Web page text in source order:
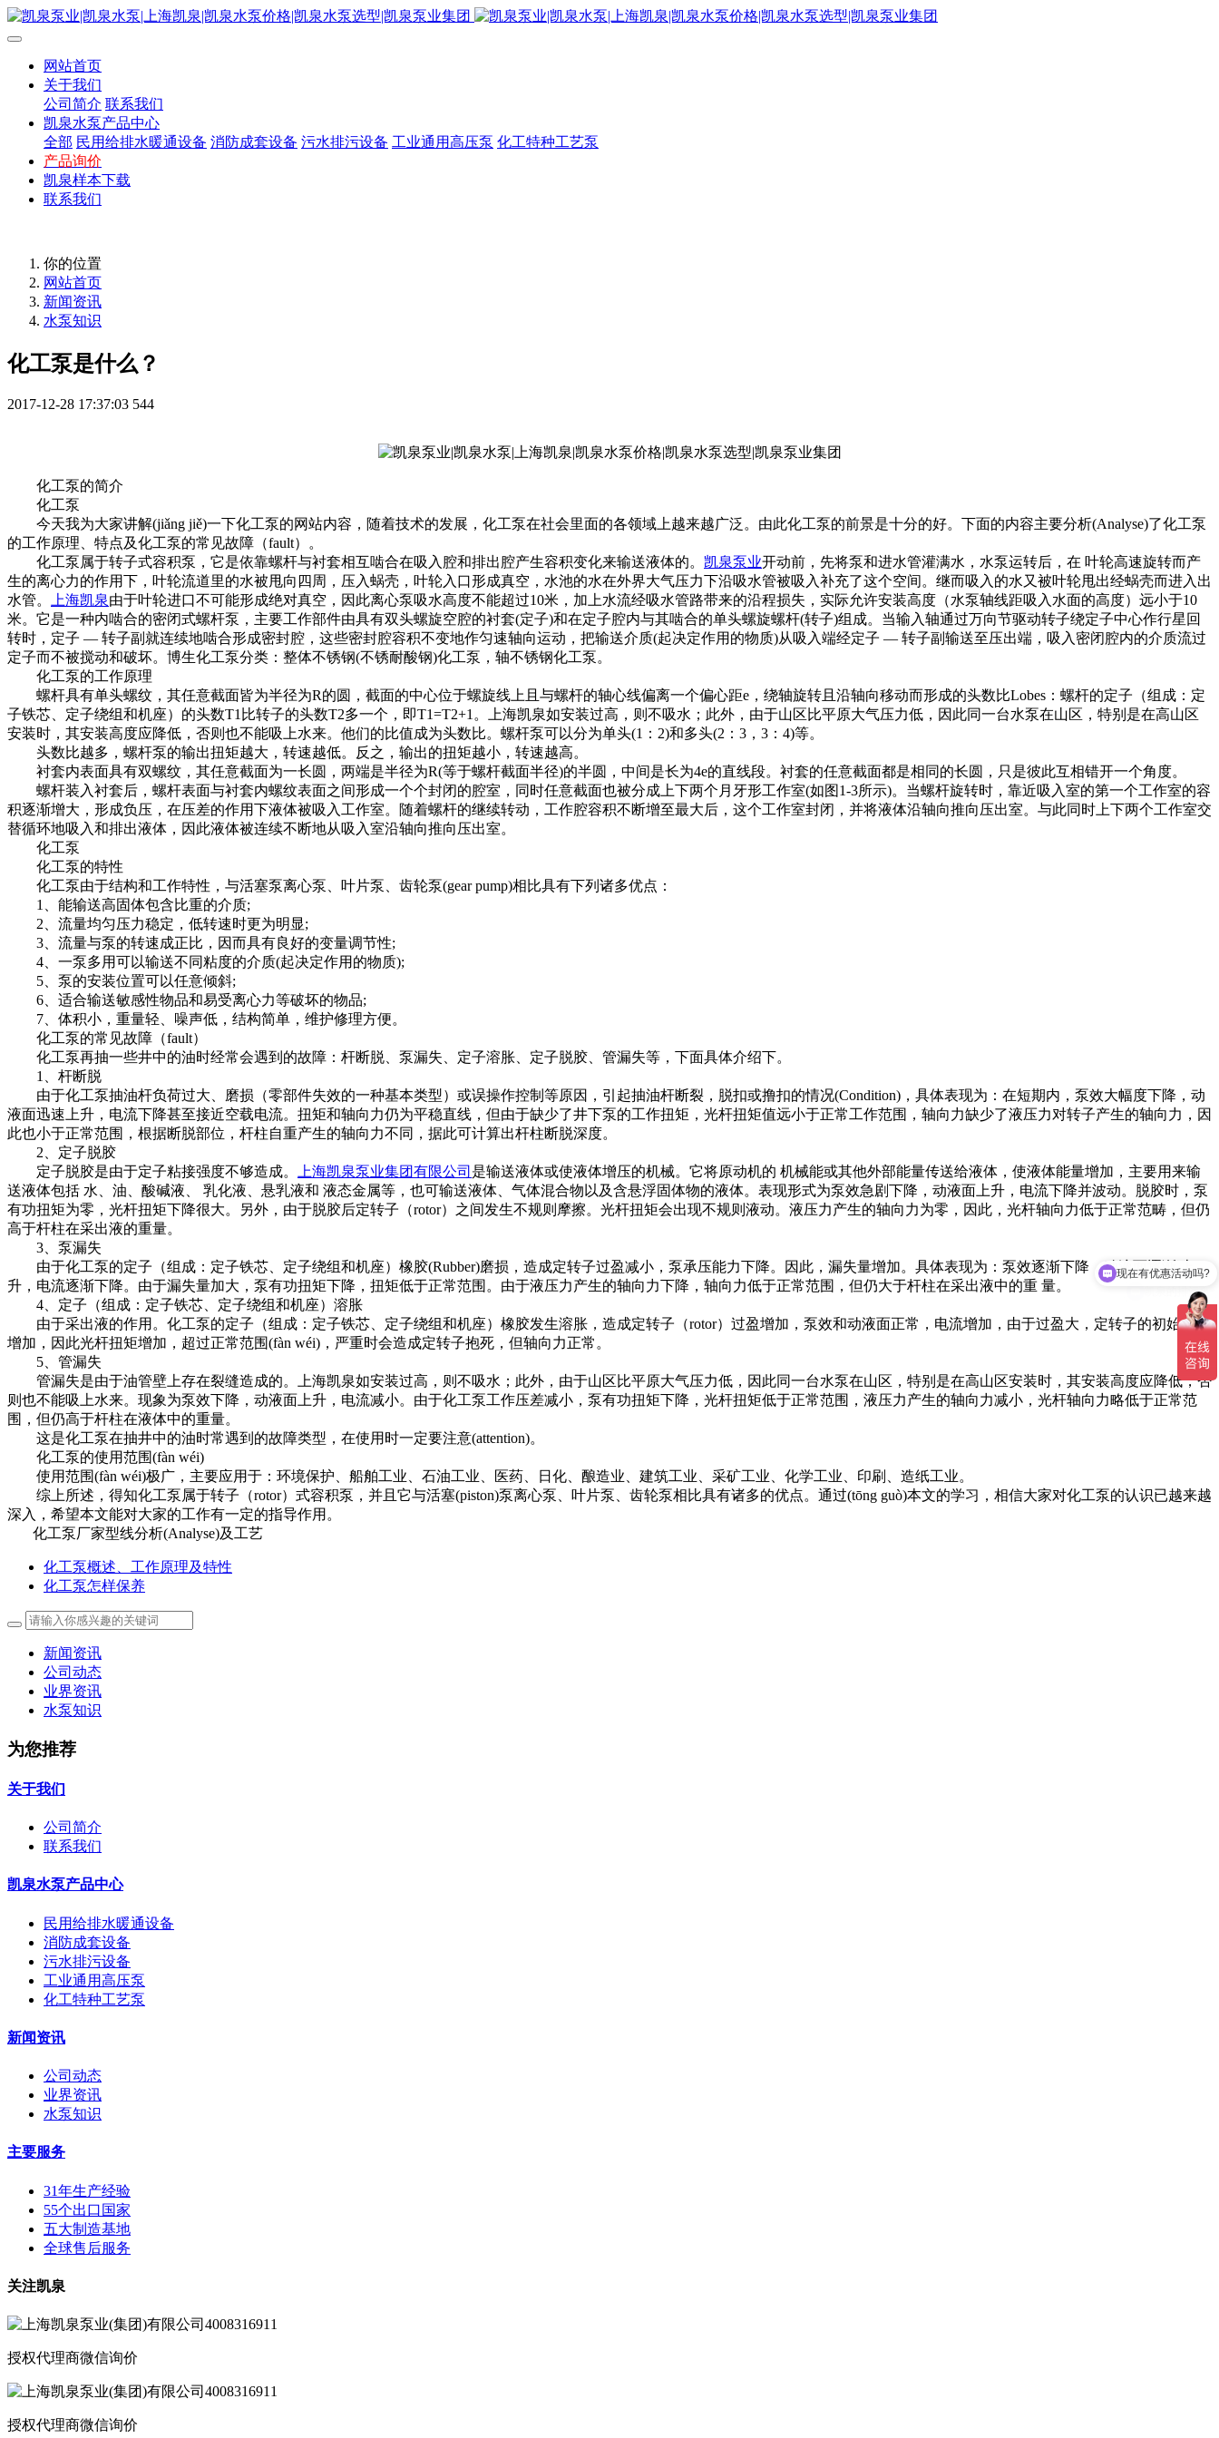
网站首页
关于我们
公司简介 联系我们
凯泉水泵产品中心
全部 民用给排水暖通设备 消防成套设备 污水排污设备 工业通用高压泵 化工特种工艺泵
产品询价
凯泉样本下载
联系我们
你的位置
网站首页
新闻资讯
水泵知识
化工泵是什么？
2017-12-28 17:37:03 544
化工泵的简介
化工泵
今天我为大家讲解(jiǎng jiě)一下化工泵的网站内容，随着技术的发展，化工泵在社会里面的各领域上越来越广泛。由此化工泵的前景是十分的好。下面的内容主要分析(Analyse)了化工泵
的工作原理、特点及化工泵的常见故障（fault）。
化工泵属于转子式容积泵，它是依靠螺杆与衬套相互啮合在吸入腔和排出腔产生容积变化来输送液体的。 凯泉泵业开动前，先将泵和进水管灌满水，水泵运转后，在 叶轮高速旋转而产
生的离心力的作用下，叶轮流道里的水被甩向四周，压入蜗壳，叶轮入口形成真空，水池的水在外界大气压力下沿吸水管被吸入补充了这个空间。继而吸入的水又被叶轮甩出经蜗壳而进入出
水管。
上海凯泉由于叶轮进口不可能形成绝对真空，因此离心泵吸水高度不能超过10米，加上水流经吸水管路带来的沿程损失，实际允许安装高度（水泵轴线距吸入水面的高度）远小于10
米。它是一种内啮合的密闭式螺杆泵，主要工作部件由具有双头螺旋空腔的衬套(定子)和在定子腔内与其啮合的单头螺旋螺杆(转子)组成。当输入轴通过万向节驱动转子绕定子中心作行星回
转时，定子 — 转子副就连续地啮合形成密封腔，这些密封腔容积不变地作匀速轴向运动，把输送介质(起决定作用的物质)从吸入端经定子 — 转子副输送至压出端，吸入密闭腔内的介质流过
定子而不被搅动和破坏。博生化工泵分类：整体不锈钢(不锈耐酸钢)化工泵，轴不锈钢化工泵。
化工泵的工作原理
螺杆具有单头螺纹，其任意截面皆为半径为R的圆，截面的中心位于螺旋线上且与螺杆的轴心线偏离一个偏心距e，绕轴旋转且沿轴向移动而形成的头数比Lobes：螺杆的定子（组成：定
子铁芯、定子绕组和机座）的头数T1比转子的头数T2多一个，即T1=T2+1。上海凯泉如安装过高，则不吸水；此外，由于山区比平原大气压力低，因此同一台水泵在山区，特别是在高山区
安装时，其安装高度应降低，否则也不能吸上水来。他们的比值成为头数比。螺杆泵可以分为单头(1：2)和多头(2：3，3：4)等。
头数比越多，螺杆泵的输出扭矩越大，转速越低。反之，输出的扭矩越小，转速越高。
衬套内表面具有双螺纹，其任意截面为一长圆，两端是半径为R(等于螺杆截面半径)的半圆，中间是长为4e的直线段。衬套的任意截面都是相同的长圆，只是彼此互相错开一个角度。
螺杆装入衬套后，螺杆表面与衬套内螺纹表面之间形成一个个封闭的腔室，同时任意截面也被分成上下两个月牙形工作室(如图1-3所示)。当螺杆旋转时，靠近吸入室的第一个工作室的容
积逐渐增大，形成负压，在压差的作用下液体被吸入工作室。随着螺杆的继续转动，工作腔容积不断增至最大后，这个工作室封闭，并将液体沿轴向推向压出室。与此同时上下两个工作室交
替循环地吸入和排出液体，因此液体被连续不断地从吸入室沿轴向推向压出室。
化工泵
化工泵的特性
化工泵由于结构和工作特性，与活塞泵离心泵、叶片泵、齿轮泵(gear pump)相比具有下列诸多优点：
1、能输送高固体包含比重的介质;
2、流量均匀压力稳定，低转速时更为明显;
3、流量与泵的转速成正比，因而具有良好的变量调节性;
4、一泵多用可以输送不同粘度的介质(起决定作用的物质);
5、泵的安装位置可以任意倾斜;
6、适合输送敏感性物品和易受离心力等破坏的物品;
7、体积小，重量轻、噪声低，结构简单，维护修理方便。
化工泵的常见故障（fault）
化工泵再抽一些井中的油时经常会遇到的故障：杆断脱、泵漏失、定子溶胀、定子脱胶、管漏失等，下面具体介绍下。
1、杆断脱
由于化工泵抽油杆负荷过大、磨损（零部件失效的一种基本类型）或误操作控制等原因，引起抽油杆断裂，脱扣或撸扣的情况(Condition)，具体表现为：在短期内，泵效大幅度下降，动
液面迅速上升，电流下降甚至接近空载电流。扭矩和轴向力仍为平稳直线，但由于缺少了井下泵的工作扭矩，光杆扭矩值远小于正常工作范围，轴向力缺少了液压力对转子产生的轴向力，因
此也小于正常范围，根据断脱部位，杆柱自重产生的轴向力不同，据此可计算出杆柱断脱深度。
2、定子脱胶
定子脱胶是由于定子粘接强度不够造成。
上海凯泉泵业集团有限公司 是输送液体或使液体增压的机械。它将原动机的 机械能或其他外部能量传送给液体，使液体能量增加，主要用来输
送液体包括 水、油、酸碱液、 乳化液、悬乳液和 液态金属等，也可输送液体、气体混合物以及含悬浮固体物的液体。表现形式为泵效急剧下降，动液面上升，电流下降并波动。脱胶时，泵
有功扭矩为零，光杆扭矩下降很大。另外，由于脱胶后定转子（rotor）之间发生不规则摩擦。光杆扭矩会出现不规则液动。液压力产生的轴向力为零，因此，光杆轴向力低于正常范畴，但仍
高于杆柱在采出液的重量。
3、泵漏失
由于化工泵的定子（组成：定子铁芯、定子绕组和机座）橡胶(Rubber)磨损，造成定转子过盈减小，泵承压能力下降。因此，漏失量增加。具体表现为：泵效逐渐下降，动液面逐渐 上
升，电流逐渐下降。由于漏失量加大，泵有功扭矩下降，扭矩低于正常范围。由于液压力产生的轴向力下降，轴向力低于正常范围，但仍大于杆柱在采出液中的重 量。
4、定子（组成：定子铁芯、定子绕组和机座）溶胀
由于采出液的作用。化工泵的定子（组成：定子铁芯、定子绕组和机座）橡胶发生溶胀，造成定转子（rotor）过盈增加，泵效和动液面正常，电流增加，由于过盈大，定转子的初始扭矩
增加，因此光杆扭矩增加，超过正常范围(fàn wéi)，严重时会造成定转子抱死，但轴向力正常。
5、管漏失
管漏失是由于油管壁上存在裂缝造成的。上海凯泉如安装过高，则不吸水；此外，由于山区比平原大气压力低，因此同一台水泵在山区，特别是在高山区安装时，其安装高度应降低，否
则也不能吸上水来。现象为泵效下降，动液面上升，电流减小。由于化工泵工作压差减小，泵有功扭矩下降，光杆扭矩低于正常范围，液压力产生的轴向力减小，光杆轴向力略低于正常范
围，但仍高于杆柱在液体中的重量。
这是化工泵在抽井中的油时常遇到的故障类型，在使用时一定要注意(attention)。
化工泵的使用范围(fàn wéi)
使用范围(fàn wéi)极广，主要应用于：环境保护、船舶工业、石油工业、医药、日化、酿造业、建筑工业、采矿工业、化学工业、印刷、造纸工业。
综上所述，得知化工泵属于转子（rotor）式容积泵，并且它与活塞(piston)泵离心泵、叶片泵、齿轮泵相比具有诸多的优点。通过(tōng guò)本文的学习，相信大家对化工泵的认识已越来越
深入，希望本文能对大家的工作有一定的指导作用。
化工泵厂家型线分析(Analyse)及工艺
化工泵概述、工作原理及特性
化工泵怎样保养
新闻资讯
公司动态
业界资讯
水泵知识
为您推荐
关于我们
公司简介
联系我们
凯泉水泵产品中心
民用给排水暖通设备
消防成套设备
污水排污设备
工业通用高压泵
化工特种工艺泵
新闻资讯
公司动态
业界资讯
水泵知识
主要服务
31年生产经验
55个出口国家
五大制造基地
全球售后服务
关注凯泉
授权代理商微信询价
授权代理商微信询价
凯泉的排污泵